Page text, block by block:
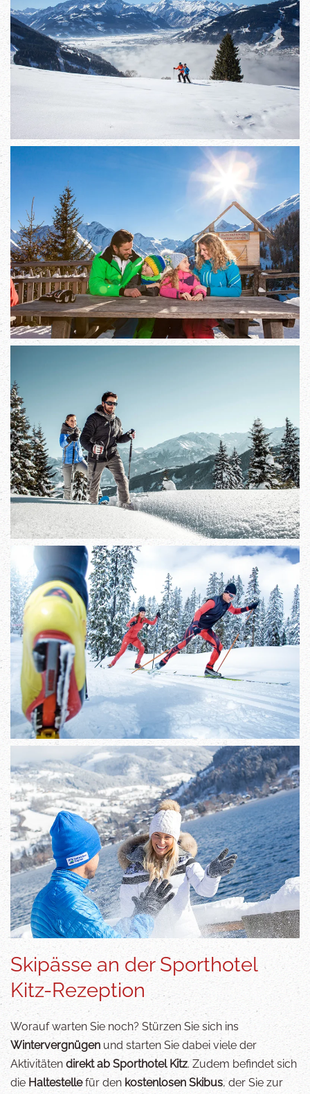
Skipässe an der Sporthotel
Kitz-Rezeption
Worauf warten Sie noch? Stürzen Sie sich ins
Wintervergnügen und starten Sie dabei viele der
Aktivitäten direkt ab Sporthotel Kitz. Zudem befindet sich
die Haltestellefür den kostenlosen Skibus, der Sie zur